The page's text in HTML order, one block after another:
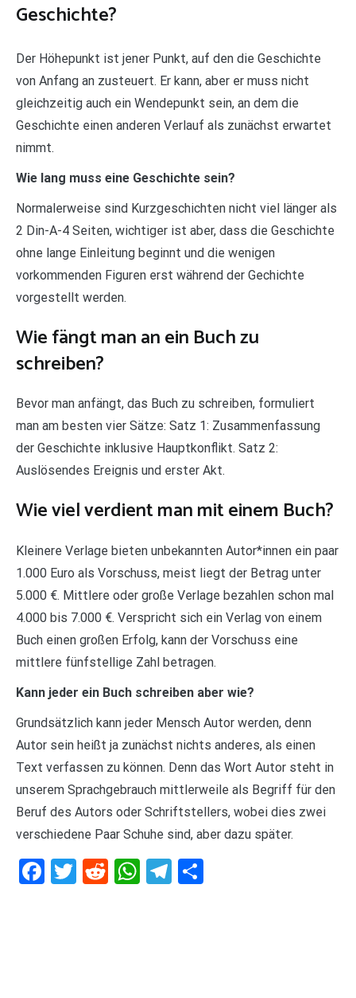
Geschichte?
Der Höhepunkt ist jener Punkt, auf den die Geschichte
von Anfang an zusteuert. Er kann, aber er muss nicht
gleichzeitig auch ein Wendepunkt sein, an dem die
Geschichte einen anderen Verlauf als zunächst erwartet
nimmt.
Wie lang muss eine Geschichte sein?
Normalerweise sind Kurzgeschichten nicht viel länger als
2 Din-A-4 Seiten, wichtiger ist aber, dass die Geschichte
ohne lange Einleitung beginnt und die wenigen
vorkommenden Figuren erst während der Gechichte
vorgestellt werden.
Wie fängt man an ein Buch zu
schreiben?
Bevor man anfängt, das Buch zu schreiben, formuliert
man am besten vier Sätze: Satz 1: Zusammenfassung
der Geschichte inklusive Hauptkonflikt. Satz 2:
Auslösendes Ereignis und erster Akt.
Wie viel verdient man mit einem Buch?
Kleinere Verlage bieten unbekannten Autor*innen ein paar
1.000 Euro als Vorschuss, meist liegt der Betrag unter
5.000 €. Mittlere oder große Verlage bezahlen schon mal
4.000 bis 7.000 €. Verspricht sich ein Verlag von einem
Buch einen großen Erfolg, kann der Vorschuss eine
mittlere fünfstellige Zahl betragen.
Kann jeder ein Buch schreiben aber wie?
Grundsätzlich kann jeder Mensch Autor werden, denn
Autor sein heißt ja zunächst nichts anderes, als einen
Text verfassen zu können. Denn das Wort Autor steht in
unserem Sprachgebrauch mittlerweile als Begriff für den
Beruf des Autors oder Schriftstellers, wobei dies zwei
verschiedene Paar Schuhe sind, aber dazu später.
Facebook
Twitter
RedditWhatsApp
Telegram